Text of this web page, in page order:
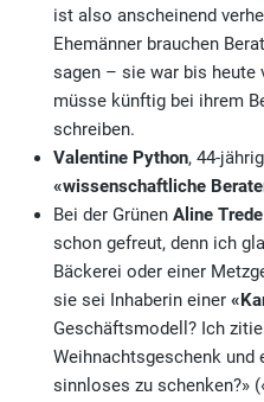
ist also anscheinend
Ehemänner brauchen
sagen – sie war bis heute
müsse künftig bei ihrem
schreiben.
Valentine Python, 44-
«wissenschaftliche
Bei der Grünen Aline Trede
schon gefreut, denn ich
Bäckerei oder einer
sie sei Inhaberin einer
Geschäftsmodell? Ich
Weihnachtsgeschenk
sinnloses zu schenken?»